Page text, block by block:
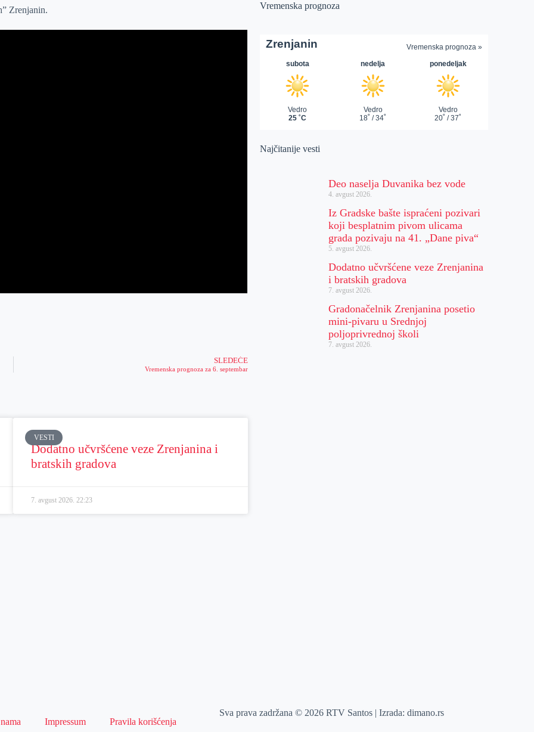
Zrenjanin.
SLEDEĆE
Vremenska prognoza za 6. septembar
VESTI
Dodatno učvršćene veze Zrenjanina i
bratskih gradova
7. avgust 2026.22:23
Vremenska prognoza
Najčitanije vesti
Deo naselja Duvanika bez vode
4. avgust 2026.
Iz Gradske bašte ispraćeni pozivari
koji besplatnim pivom ulicama
grada pozivaju na 41. „Dane piva“
5. avgust 2026.
Dodatno učvršćene veze Zrenjanina
i bratskih gradova
7. avgust 2026.
Gradonačelnik Zrenjanina posetio
mini-pivaru u Srednjoj
poljoprivrednoj školi
7. avgust 2026.
Impressum Pravila korišćenja
Sva prava zadržana © 2026 RTV Santos | Izrada:dimano.rs